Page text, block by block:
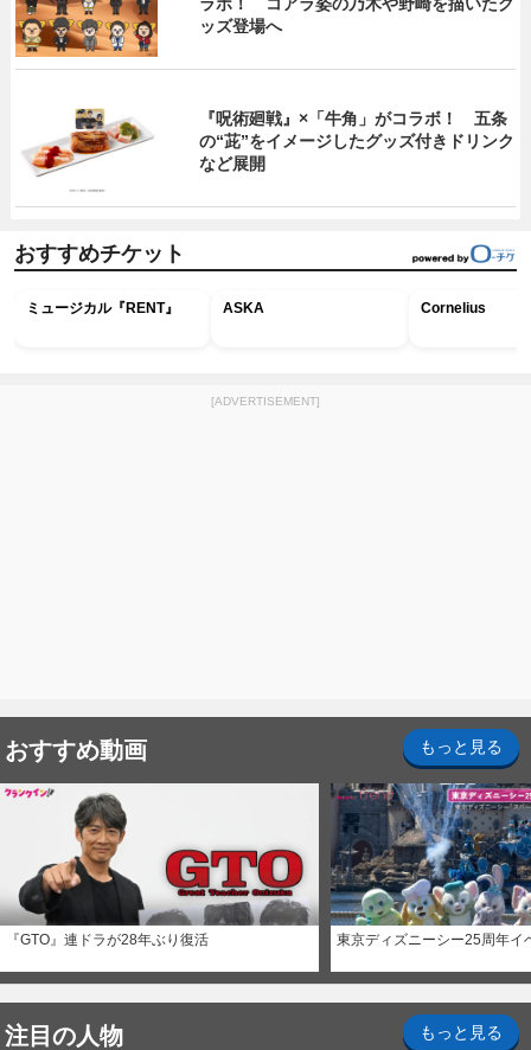
ッズ登場へ
『呪術廻戦』×「牛角」がコラボ！ 五条
の“茈”をイメージしたグッズ付きドリンク
など展開
おすすめチケット
ミュージカル『RENT』 ASKA Cornelius
[ADVERTISEMENT]
おすすめ動画 もっと見る
『GTO』連ドラが28年ぶり復活 東京ディズニーシー25周年イ
注目の人物 もっと見る